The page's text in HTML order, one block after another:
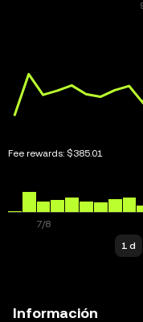
Fee rewards: $385.01
1 d
Información